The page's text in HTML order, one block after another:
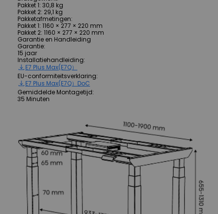
Pakket 1: 30,8 kg
Pakket 2: 29,1 kg
Pakketafmetingen:
Pakket 1: 1160 × 277 × 220 mm
Pakket 2: 1160 × 277 × 220 mm
Garantie en Handleiding
Garantie:
15 jaar
Installatiehandleiding:
E7 Plus Max(E7Q）
EU-conformiteitsverklaring:
E7 Plus Max(E7Q）DoC
Gemiddelde Montagetijd:
35 Minuten